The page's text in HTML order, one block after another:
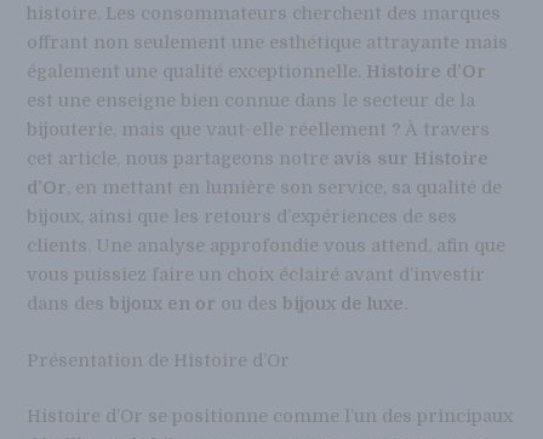
histoire. Les consommateurs cherchent des marques
offrant non seulement une esthétique attrayante mais
également une qualité exceptionnelle. Histoire d’Or
est une enseigne bien connue dans le secteur de la
bijouterie, mais que vaut-elle réellement ? À travers
cet article, nous partageons notre avis sur Histoire
d’Or, en mettant en lumière son service, sa qualité de
bijoux, ainsi que les retours d’expériences de ses
clients. Une analyse approfondie vous attend, afin que
vous puissiez faire un choix éclairé avant d’investir
dans desbijoux en or ou desbijoux de luxe.
Présentation de Histoire d’Or
Histoire d’Or se positionne comme l’un des principaux